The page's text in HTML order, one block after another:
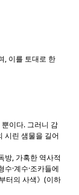
, 이를 토대로 한
이다. 그러니 감
시린 샘물을 길어
방, 가혹한 역사적
·계수·조카들에
터의 사색》(이하